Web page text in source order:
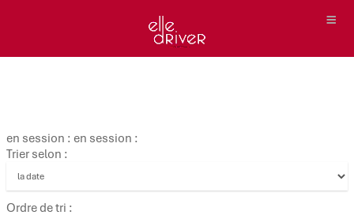
en session : en session :
Trier selon :
Ordre de tri :